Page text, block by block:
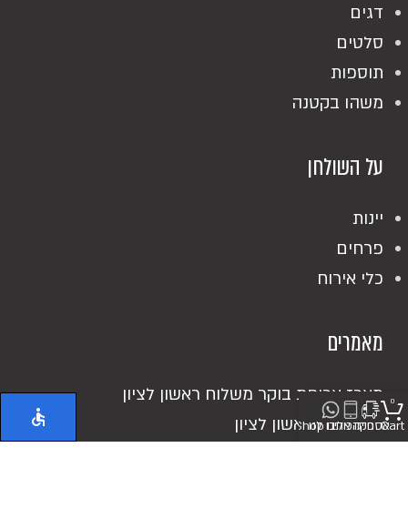
מאמרים
מארז ארוחת בוקר משלוח ראשון לציון
אוכל מוכן ראשון לציון
על השולחן
יינות
פרחים
כלי אירוח
דגים
סלטים
תוספות
משהו בקטנה
0
Cartאספקה
חייגו אלינו
כיתבו לנוShop